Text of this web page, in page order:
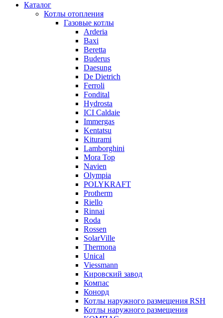
Каталог
Котлы отопления
Газовые котлы
Arderia
Baxi
Beretta
Buderus
Daesung
De Dietrich
Ferroli
Fondital
Hydrosta
ICI Caldaie
Immergas
Kentatsu
Kiturami
Lamborghini
Mora Top
Navien
Olympia
POLYKRAFT
Protherm
Riello
Rinnai
Roda
Rossen
SolarVille
Thermona
Unical
Viessmann
Кировский завод
Компас
Конорд
Котлы наружного размещения RSH
Котлы наружного размещения